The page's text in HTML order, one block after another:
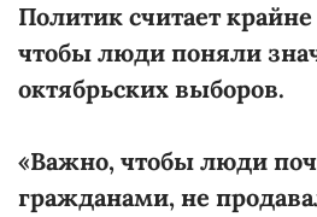
Политик считает
чтобы люди поняли
октябрьских выборов.
«Важно, чтобы люди
гражданами, не